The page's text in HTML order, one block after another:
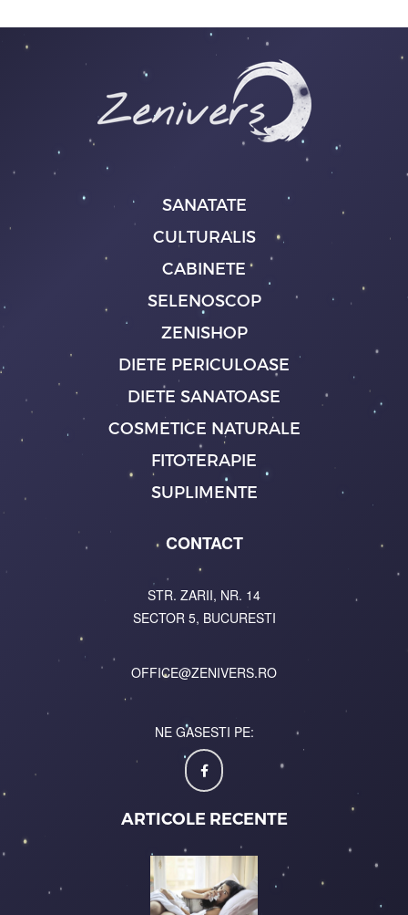
SANATATE
CULTURALIS
CABINETE
SELENOSCOP
ZENISHOP
DIETE PERICULOASE
DIETE SANATOASE
COSMETICE NATURALE
FITOTERAPIE
SUPLIMENTE
CONTACT
STR. ZARII, NR. 14
SECTOR 5, BUCURESTI
OFFICE@ZENIVERS.RO
NE GASESTI PE:
ARTICOLE RECENTE